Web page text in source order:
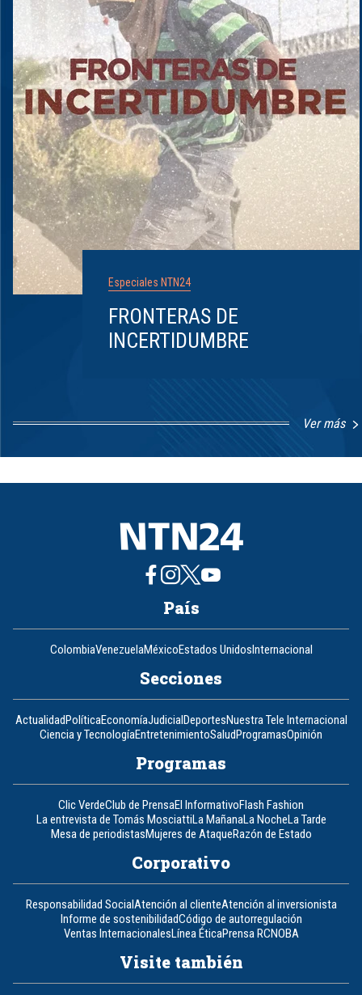
Especiales NTN24
FRONTERAS DE
INCERTIDUMBRE
Ver más
8
País
ColombiaVenezuelaMéxicoEstados UnidosInternacional
Secciones
ActualidadPolíticaEconomíaJudicialDeportesNuestra Tele Internacional
Ciencia y TecnologíaEntretenimientoSaludProgramasOpinión
Programas
Clic VerdeClub de PrensaEl InformativoFlash Fashion
La entrevista de Tomás MosciattiLa MañanaLa NocheLa Tarde
Mesa de periodistasMujeres de AtaqueRazón de Estado
Corporativo
Responsabilidad SocialAtención al clienteAtención al inversionista
Informe de sostenibilidadCódigo de autorregulación
Ventas InternacionalesLínea ÉticaPrensa RCNOBA
Visite también